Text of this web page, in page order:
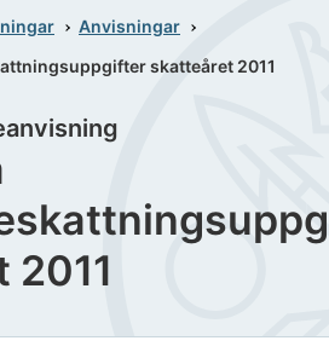
Anvisningar
skatteåret 2011
2011